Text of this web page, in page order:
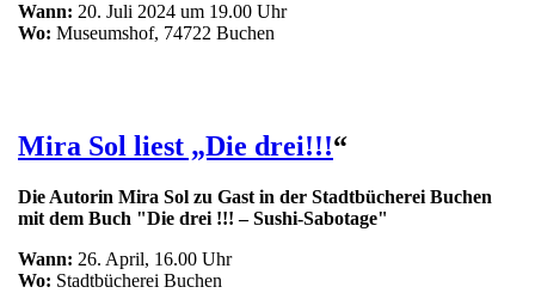
Wann: 20. Juli 2024 um 19.00 Uhr
Wo: Museumshof, 74722 Buchen
Mira Sol liest „Die drei!!!“
Die Autorin Mira Sol zu Gast in der Stadtbücherei Buchen
mit dem Buch "Die drei !!! – Sushi-Sabotage"
Wann: 26. April, 16.00 Uhr
Wo: Stadtbücherei Buchen